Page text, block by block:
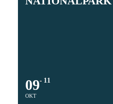
09
OKT
11